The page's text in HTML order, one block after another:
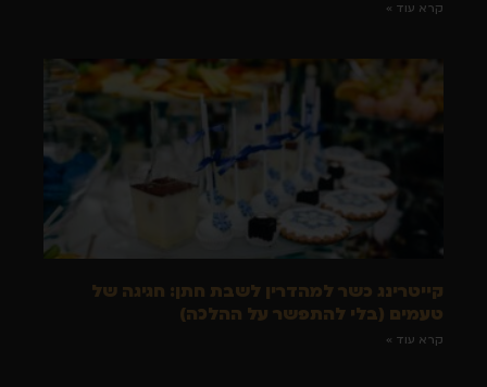
קרא עוד »
קייטרינג כשר למהדרין לשבת חתן: חגיגה של
טעמים (בלי להתפשר על ההלכה)
קרא עוד »